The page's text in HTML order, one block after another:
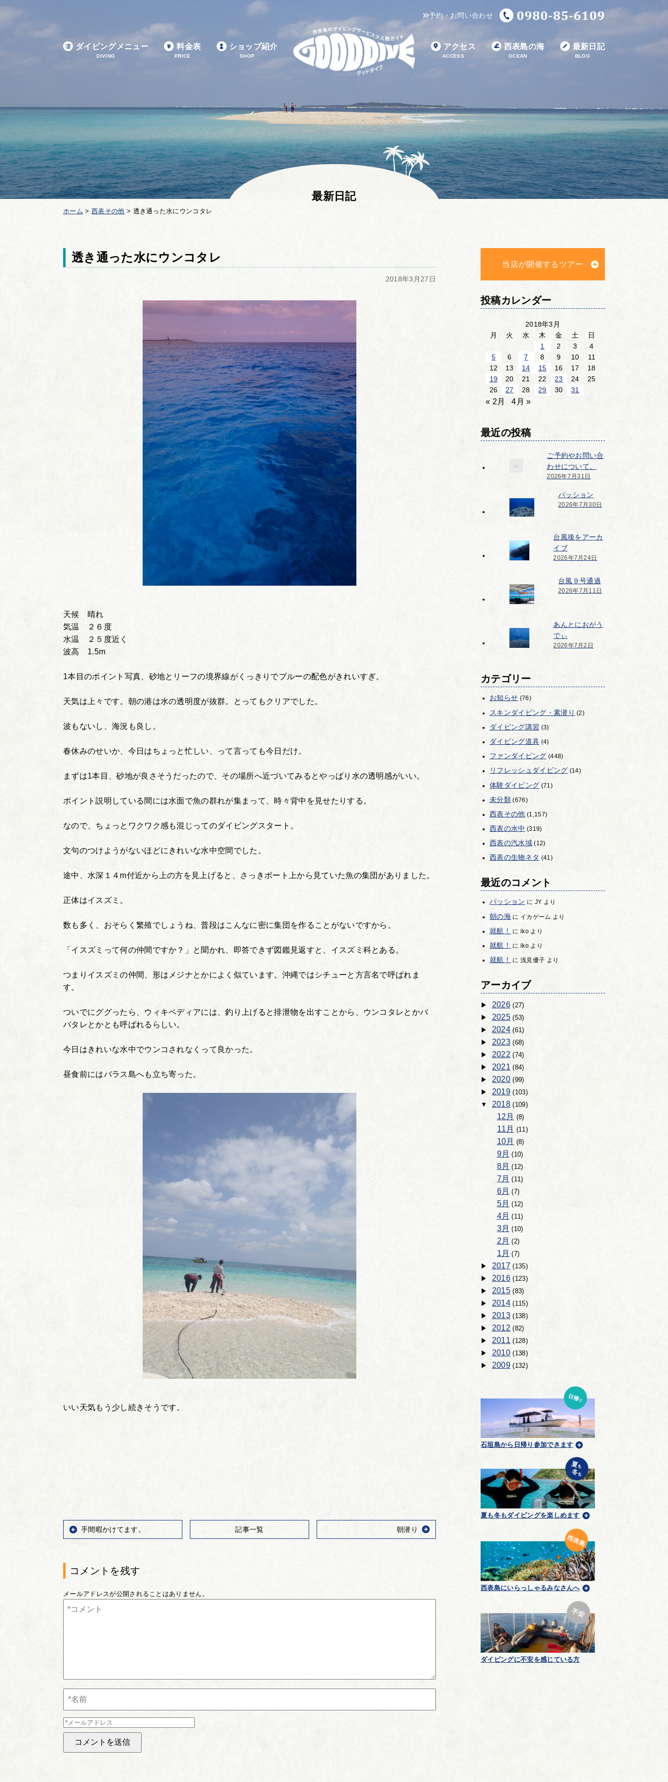
予約・お問い合わせ
ダイビングメニュー
DIVING
料金表
PRICE
ショップ紹介
SHOP
アクセス
ACCESS
西表島の海
OCEAN
最新日記
BLOG
最新日記
ホーム > 西表その他 > 透き通った水にウンコタレ
透き通った水にウンコタレ
2018年3月27日
天候 晴れ
気温 ２６度
水温 ２５度近く
波高 1.5m
1本目のポイント写真、砂地とリーフの境界線がくっきりでブルーの配色がきれいすぎ。
天気は上々です。朝の港は水の透明度が抜群。とってもクリアでした。
波もないし、海況も良し。
春休みのせいか、今日はちょっと忙しい、って言っても今日だけ。
まずは1本目、砂地が良さそうだったので、その場所へ近づいてみるとやっぱり水の透明感がいい。
ポイント説明している間には水面で魚の群れが集まって、時々背中を見せたりする。
なので、ちょっとワクワク感も混じってのダイビングスタート。
文句のつけようがないほどにきれいな水中空間でした。
途中、水深１４m付近から上の方を見上げると、さっきボート上から見ていた魚の集団がありました。
正体はイスズミ。
数も多く、おそらく繁殖でしょうね、普段はこんなに密に集団を作ることがないですから。
「イスズミって何の仲間ですか？」と聞かれ、即答できず図鑑見返すと、イスズミ科とある。
つまりイスズミの仲間、形はメジナとかによく似ています。沖縄ではシチューと方言名で呼ばれま
す。
ついでにググったら、ウィキペディアには、釣り上げると排泄物を出すことから、ウンコタレとかバ
バタレとかとも呼ばれるらしい。
今日はきれいな水中でウンコされなくって良かった。
昼食前にはバラス島へも立ち寄った。
いい天気もう少し続きそうです。
手間暇かけてます。 記事一覧 朝潜り
コメントを残す
メールアドレスが公開されることはありません。
当店が開催するツアー
投稿カレンダー
2018年3月
月
火 水 木 金 土
日
1
2 3
4
5
6 7 8 9 10
11
12
13 14 15 16 17
18
19
20 21 22 23 24
25
26
27 28 29 30 31
« 2月 4月 »
最近の投稿
ご予約やお問い合
わせについて。
2026年7月31日
パッション
2026年7月30日
台風後をアーカ
イブ
2026年7月24日
台風９号通過
2026年7月11日
あんとにおがう
でぃ
2026年7月2日
カテゴリー
お知らせ (76)
スキンダイビング・素潜り (2)
ダイビング講習 (3)
ダイビング道具 (4)
ファンダイビング (448)
リフレッシュダイビング (14)
体験ダイビング (71)
未分類(676)
西表その他 (1,157)
西表の水中 (319)
西表の汽水域(12)
西表の生物ネタ (41)
最近のコメント
パッション に JY より
朝の海に イカゲーム より
就航！ に ikoより
就航！ に ikoより
就航！ に 浅見優子 より
アーカイブ
2026(27)
2025(53)
2024(61)
2023(68)
2022(74)
2021(84)
2020(99)
2019(103)
2018(109)
12月 (8)
11月 (11)
10月 (8)
9月 (10)
8月 (12)
7月 (11)
6月 (7)
5月 (12)
4月 (11)
3月 (10)
2月 (2)
1月 (7)
2017 (135)
2016(123)
2015(83)
2014(115)
2013(138)
2012 (82)
2011(128)
2010(138)
2009(132)
石垣島から日帰り参加できます
夏も冬もダイビングを楽しめます
西表島にいらっしゃるみなさんへ
ダイビングに不安を感じている方